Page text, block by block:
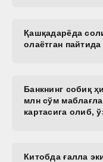
Қашқадарёда
олаётган
Банкнинг собиқ
млн сўм
картасига олиб,
Китобда ғалла